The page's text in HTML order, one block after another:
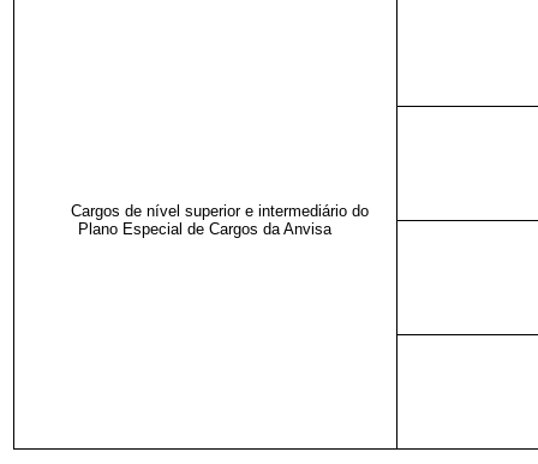
Cargos de nível superior e intermediário do
Plano Especial de Cargos da Anvisa